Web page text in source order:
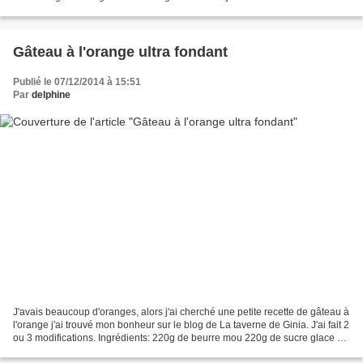
Gâteau à l'orange ultra fondant
Publié le 07/12/2014 à 15:51
Par delphine
J'avais beaucoup d'oranges, alors j'ai cherché une petite recette de gâteau à
l'orange j'ai trouvé mon bonheur sur le blog de La taverne de Ginia. J'ai fait 2
ou 3 modifications. Ingrédients: 220g de beurre mou 220g de sucre glace 4